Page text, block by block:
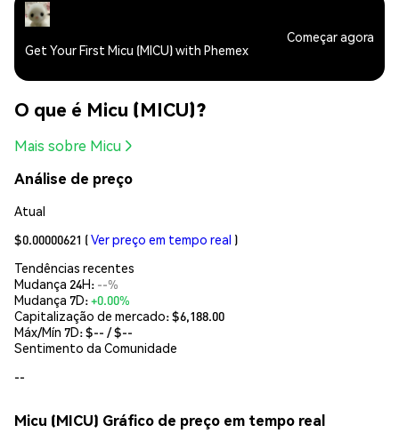
Get Your First Micu (MICU) with Phemex
Começar agora
O que é Micu (MICU)?
Mais sobre Micu
Análise de preço
Atual
$0.00000621 (Ver preço em tempo real )
Tendências recentes
Mudança 24H: --%
Mudança 7D:+0.00%
Capitalização de mercado:$6,188.00
Máx/Mín 7D: $-- / $--
Sentimento da Comunidade
--
Micu (MICU) Gráfico de preço em tempo real